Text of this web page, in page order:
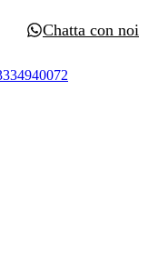
Chatta con noi